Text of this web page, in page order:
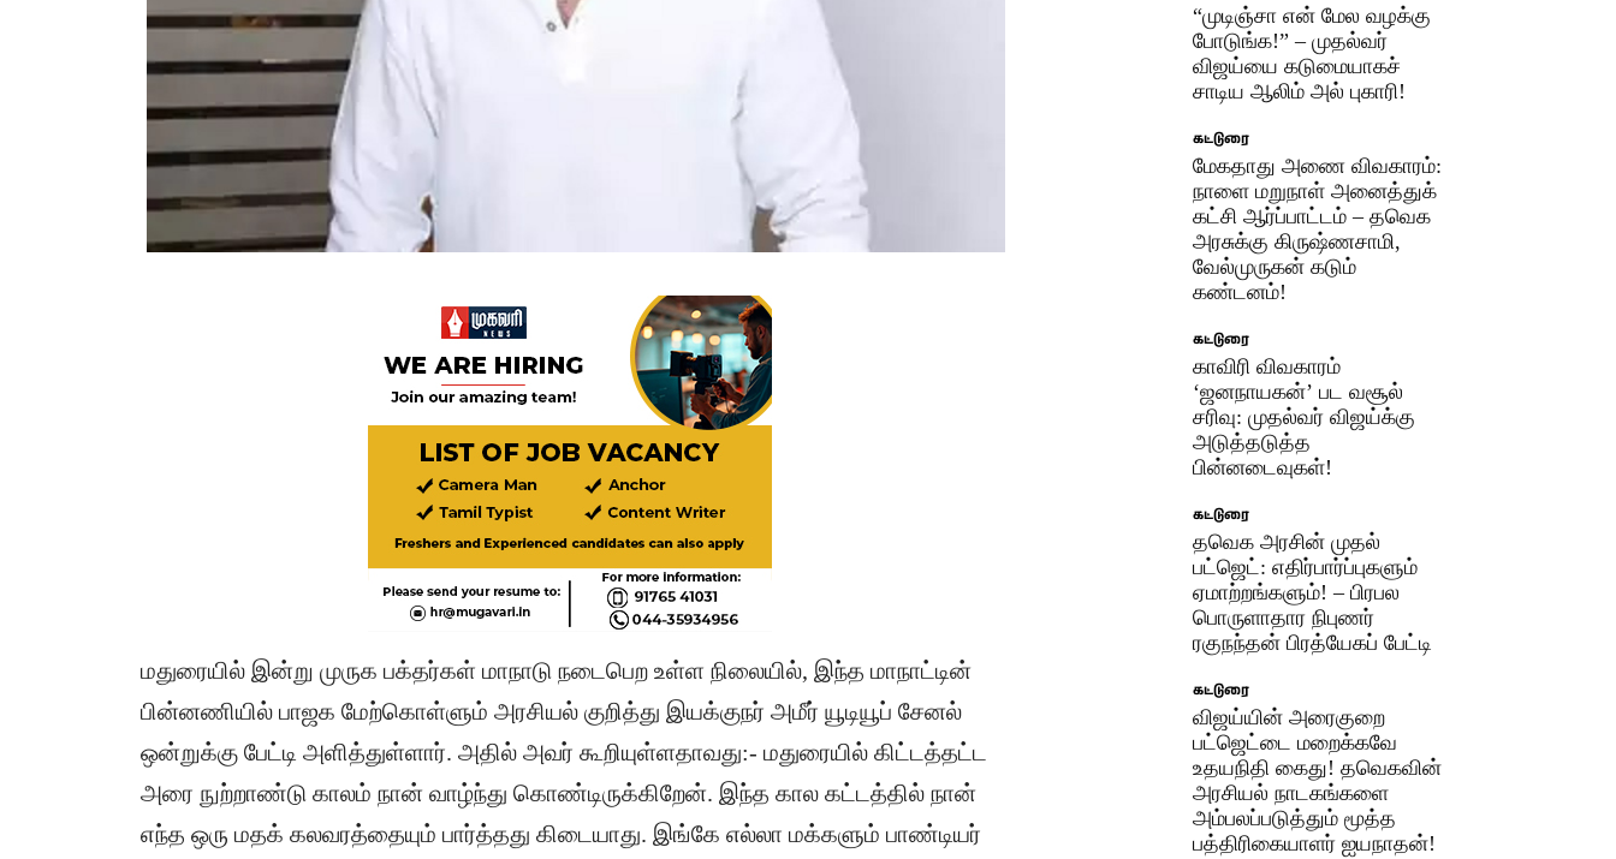
மதுரையில் இன்று முருக பக்தர்கள் மாநாடு நடைபெற உள்ள நிலையில், இந்த மாநாட்டின்
பின்னணியில் பாஜக மேற்கொள்ளும் அரசியல் குறித்து இயக்குநர் அமீர் யூடியூப் சேனல்
ஒன்றுக்கு பேட்டி அளித்துள்ளார். அதில் அவர் கூறியுள்ளதாவது:- மதுரையில் கிட்டத்தட்ட
அரை நுற்றாண்டு காலம் நான் வாழ்ந்து கொண்டிருக்கிறேன். இந்த கால கட்டத்தில் நான்
எந்த ஒரு மதக் கலவரத்தையும் பார்த்தது கிடையாது. இங்கே எல்லா மக்களும் பாண்டியர்
“முடிஞ்சா என் மேல வழக்கு
போடுங்க!” – முதல்வர்
விஜய்யை கடுமையாகச்
சாடிய ஆலிம் அல் புகாரி!
கட்டுரை
மேகதாது அணை விவகாரம்:
நாளை மறுநாள் அனைத்துக்
கட்சி ஆர்ப்பாட்டம் – தவெக
அரசுக்கு கிருஷ்ணசாமி,
வேல்முருகன் கடும்
கண்டனம்!
கட்டுரை
காவிரி விவகாரம்
‘ஜனநாயகன்’ பட வசூல்
சரிவு: முதல்வர் விஜய்க்கு
அடுத்தடுத்த
பின்னடைவுகள்!
கட்டுரை
தவெக அரசின் முதல்
பட்ஜெட்: எதிர்பார்ப்புகளும்
ஏமாற்றங்களும்! – பிரபல
பொருளாதார நிபுணர்
ரகுநந்தன் பிரத்யேகப் பேட்டி
கட்டுரை
விஜய்யின் அரைகுறை
பட்ஜெட்டை மறைக்கவே
உதயநிதி கைது! தவெகவின்
அரசியல் நாடகங்களை
அம்பலப்படுத்தும் மூத்த
பத்திரிகையாளர் ஐயநாதன்!